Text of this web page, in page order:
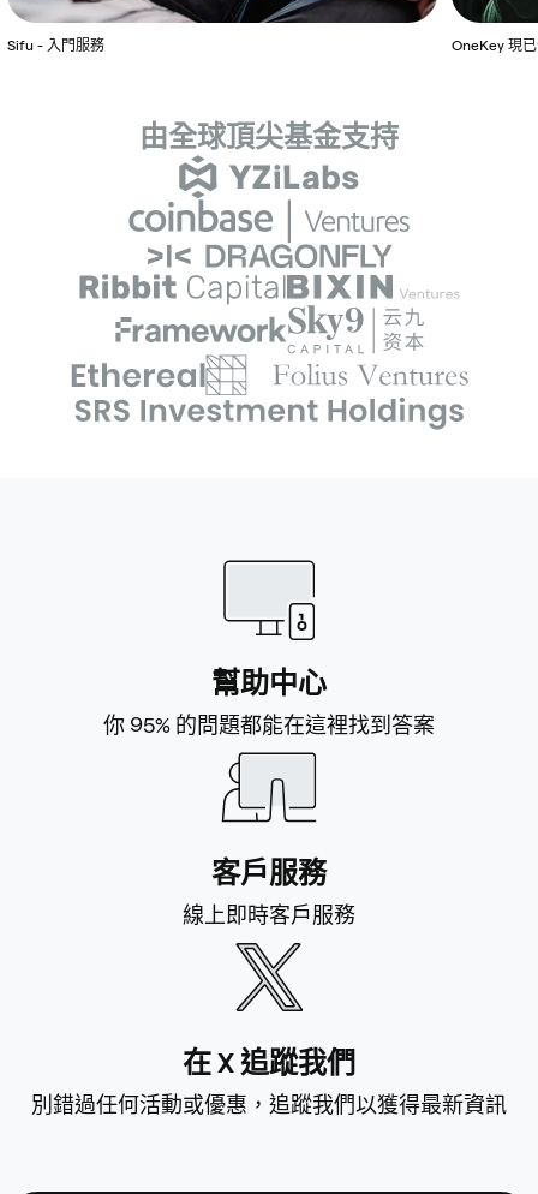
碼
Coinbase
Ventures
已
上
體
錢
包
的
Sifu - 入門服務 OneKey 現
由全球頂尖基金支持
幫助中心
你 95% 的問題都能在這裡找到答案
客戶服務
線上即時客戶服務
在 X 追蹤我們
別錯過任何活動或優惠，追蹤我們以獲得最新資訊